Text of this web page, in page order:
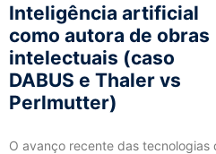
Inteligência artificial
como autora de obras
intelectuais (caso
DABUS e Thaler vs
Perlmutter)
O avanço recente das tecnologias